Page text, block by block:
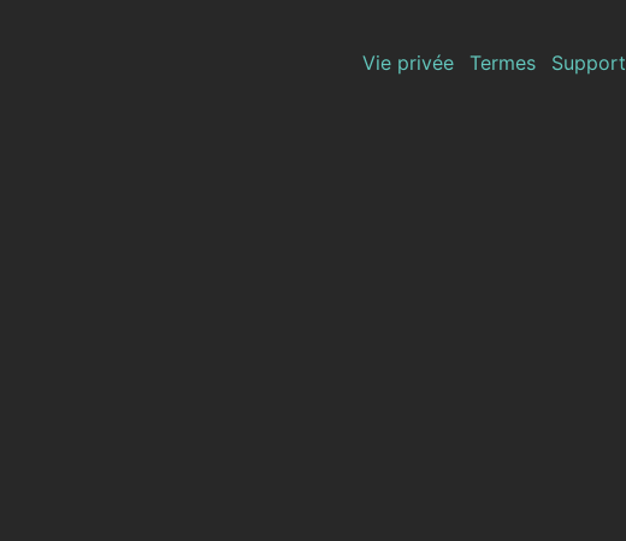
Vie privée
Termes Support